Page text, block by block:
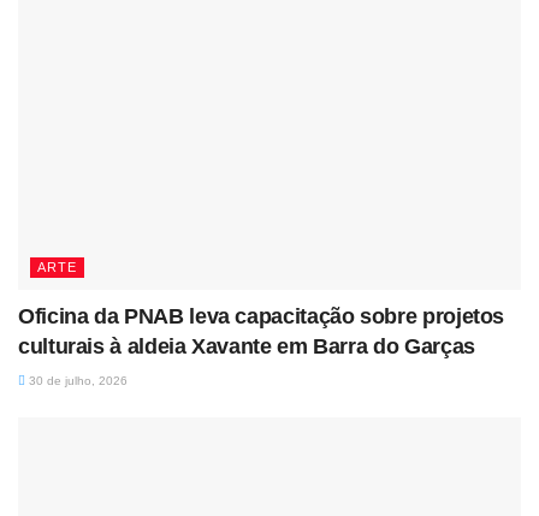
ARTE
Oficina da PNAB leva capacitação sobre projetos
culturais à aldeia Xavante em Barra do Garças
30 de julho, 2026